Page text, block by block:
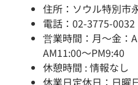
住所：ソウル特別市
電話：02-3775-0032
営業時間：月～金：
AM11:00～PM9:40
休憩時間 : 情報なし
休業日定休日：日曜